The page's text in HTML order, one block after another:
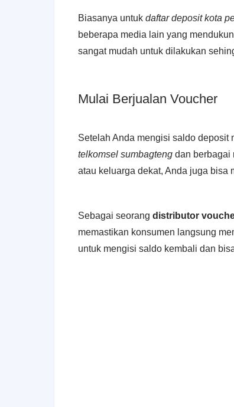
Biasanya untuk daftar deposit kota
beberapa media lain yang
sangat mudah untuk dilakukan
Mulai Berjualan Voucher
Setelah Anda mengisi saldo deposit
telkomsel sumbagteng dan berbagai
atau keluarga dekat, Anda juga bisa
Sebagai seorang distributor
memastikan konsumen langsung
untuk mengisi saldo kembali dan